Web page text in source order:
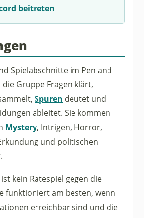
beitreten
Spielabschnitte im Pen and
die Gruppe Fragen klärt,
Spuren deutet und
ableitet. Sie kommen
Mystery, Intrigen, Horror,
und politischen
kein Ratespiel gegen die
funktioniert am besten, wenn
erreichbar sind und die